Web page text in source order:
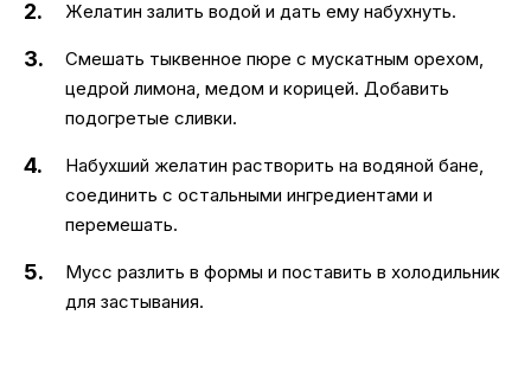
Желатин залить водой и дать ему набухнуть.
Смешать тыквенное пюре с мускатным орехом,
цедрой лимона, медом и корицей. Добавить
подогретые сливки.
Набухший желатин растворить на водяной бане,
соединить с остальными ингредиентами и
перемешать.
Мусс разлить в формы и поставить в холодильник
для застывания.